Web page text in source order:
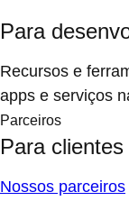
Para
Recursos e
apps e serviços
Parceiros
Para clientes
Nossos parceiros